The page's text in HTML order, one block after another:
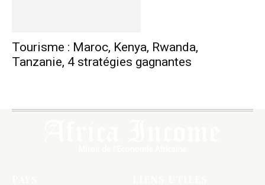
Tourisme : Maroc, Kenya, Rwanda,
Tanzanie, 4 stratégies gagnantes